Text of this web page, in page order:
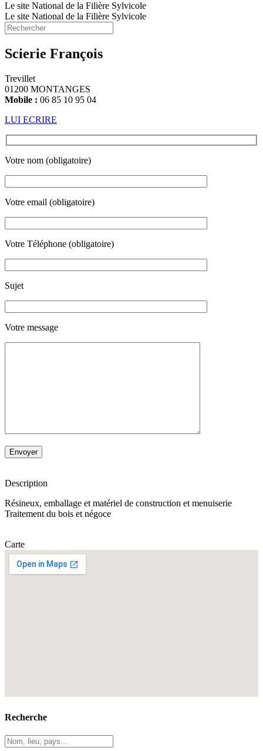
Le site National de la Filière Sylvicole
Le site National de la Filière Sylvicole
Scierie François
Trevillet
01200 MONTANGES
Mobile : 06 85 10 95 04
LUI ECRIRE
Votre nom (obligatoire)
Votre email (obligatoire)
Votre Téléphone (obligatoire)
Sujet
Votre message
Description
Résineux, emballage et matériel de construction et menuiserie
Traitement du bois et négoce
Carte
Recherche